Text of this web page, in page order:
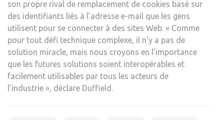
son propre rival de remplacement de cookies basé sur
des identifiants liés à l’adresse e-mail que les gens
utilisent pour se connecter à des sites Web. « Comme
pour tout défi technique complexe, il n’y a pas de
solution miracle, mais nous croyons en l’importance
que les futures solutions soient interopérables et
facilement utilisables par tous les acteurs de
l’industrie », déclare Duffield.